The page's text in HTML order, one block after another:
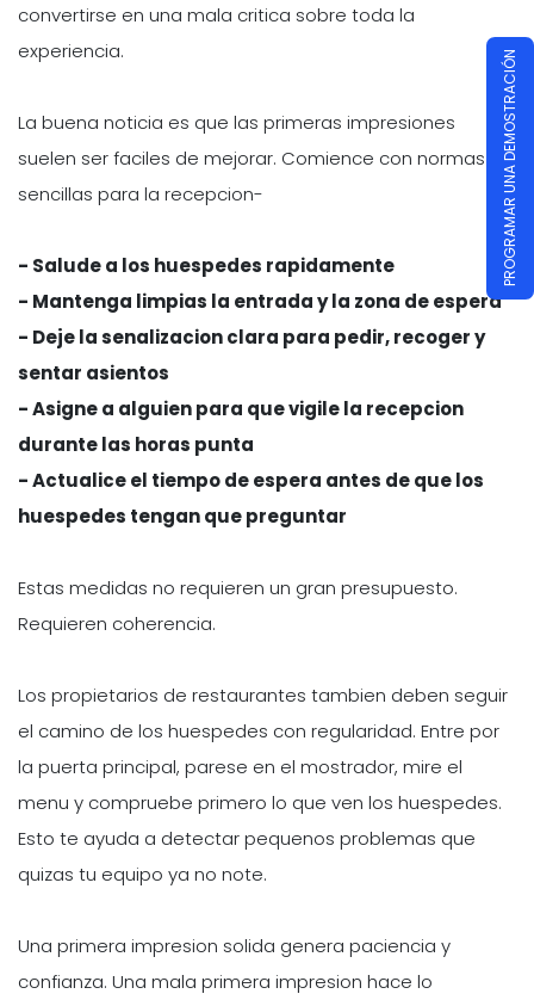
convertirse en una mala critica sobre toda la
experiencia.
La buena noticia es que las primeras impresiones
suelen ser faciles de mejorar. Comience con normas
sencillas para la recepcion-
- Salude a los huespedes rapidamente
- Mantenga limpias la entrada y la zona de espera
- Deje la senalizacion clara para pedir, recoger y
sentar asientos
- Asigne a alguien para que vigile la recepcion
durante las horas punta
- Actualice el tiempo de espera antes de que los
huespedes tengan que preguntar
Estas medidas no requieren un gran presupuesto.
Requieren coherencia.
Los propietarios de restaurantes tambien deben seguir
el camino de los huespedes con regularidad. Entre por
la puerta principal, parese en el mostrador, mire el
menu y compruebe primero lo que ven los huespedes.
Esto te ayuda a detectar pequenos problemas que
quizas tu equipo ya no note.
Una primera impresion solida genera paciencia y
confianza. Una mala primera impresion hace lo
PROGRAMAR UNA DEMOSTRACIÓN